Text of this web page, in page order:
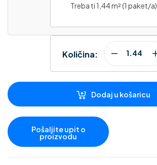
Treba ti 1,44 m² (1 paket/a)
Količina:
Dodaj u košaricu